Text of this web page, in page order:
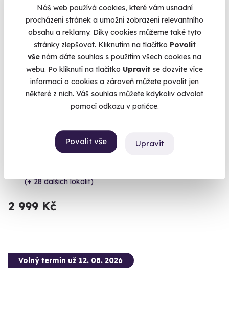
Náš web používá cookies, které vám usnadní
procházení stránek a umožní zobrazení relevantního
obsahu a reklamy. Díky cookies můžeme také tyto
stránky zlepšovat. Kliknutím na tlačítko Povolit
vše nám dáte souhlas s použitím všech cookies na
webu. Po kliknutí na tlačítko Upravit se dozvíte více
informací o cookies a zároveň můžete povolit jen
některé z nich. Váš souhlas můžete kdykoliv odvolat
pomocí odkazu v patičce.
Povolit vše Upravit
8.9(17)
Volný termín už 14. 08. 2026
Vyzkoušejte si naživo zbraně, které znáte z oblíbených
(+ 28 dalších lokalit)
2 999 Kč
Volný termín už 12. 08. 2026